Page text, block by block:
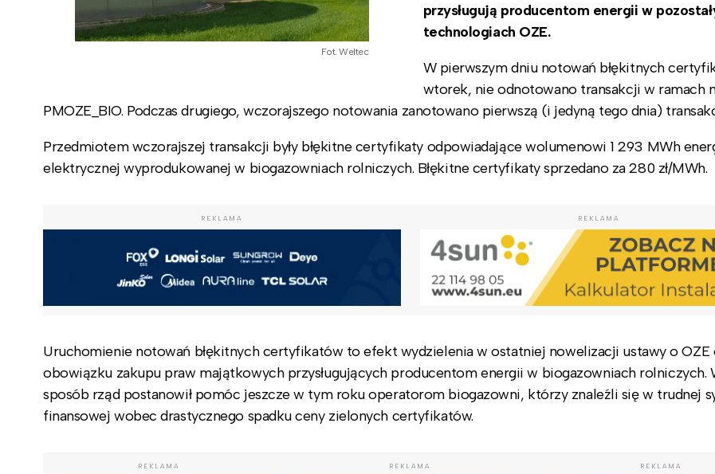
Fot. Weltec
przysługują producentom energii w
technologiach OZE.
W pierwszym dniu notowań błękitnych
wtorek, nie odnotowano transakcji w ramach
PMOZE_BIO. Podczas drugiego, wczorajszego notowania zanotowano pierwszą (i jedyną tego dnia)
Przedmiotem wczorajszej transakcji były błękitne certyfikaty odpowiadające wolumenowi 1 293 MWh
elektrycznej wyprodukowanej w biogazowniach rolniczych. Błękitne certyfikaty sprzedano za 280 zł/MWh.
REKLAMA REKLAMA
Uruchomienie notowań błękitnych certyfikatów to efekt wydzielenia w ostatniej nowelizacji ustawy o OZE
obowiązku zakupu praw majątkowych przysługujących producentom energii w biogazowniach rolniczych.
sposób rząd postanowił pomóc jeszcze w tym roku operatorom biogazowni, którzy znaleźli się w trudnej
finansowej wobec drastycznego spadku ceny zielonych certyfikatów.
REKLAMA REKLAMA REKLAMA